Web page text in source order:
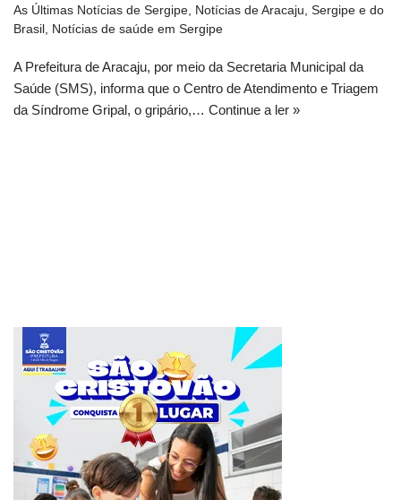
As Últimas Notícias de Sergipe
Notícias de Aracaju, Sergipe e do
Brasil
Notícias de saúde em Sergipe
A Prefeitura de Aracaju, por meio da Secretaria Municipal da
Saúde (SMS), informa que o Centro de Atendimento e Triagem
da Síndrome Gripal, o gripário,… Continue a ler »